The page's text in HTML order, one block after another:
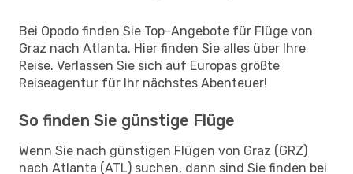
Bei Opodo finden Sie Top-Angebote für Flüge von
Graz nach Atlanta. Hier finden Sie alles über Ihre
Reise. Verlassen Sie sich auf Europas größte
Reiseagentur für Ihr nächstes Abenteuer!
So finden Sie günstige Flüge
Wenn Sie nach günstigen Flügen von Graz (GRZ)
nach Atlanta (ATL) suchen, dann sind Sie finden bei